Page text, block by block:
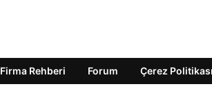
Firma Rehberi Forum Çerez Politikası